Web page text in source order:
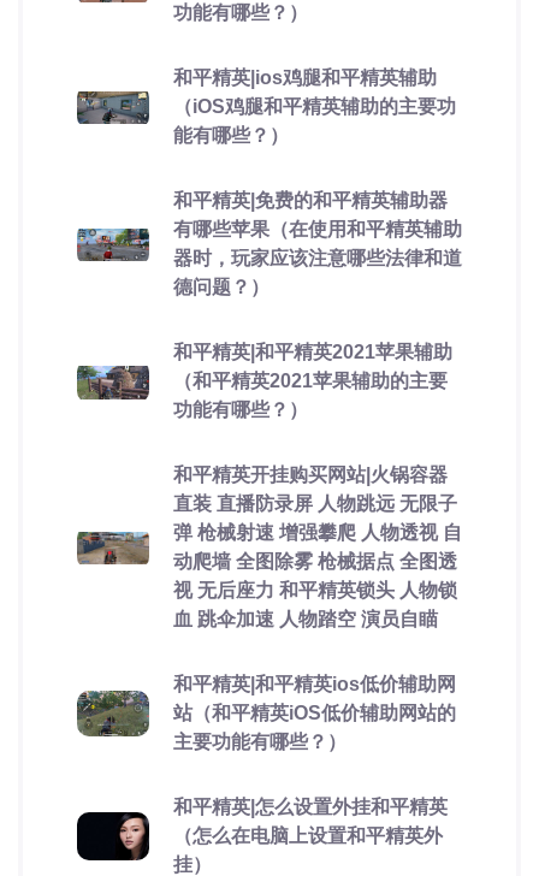
功能有哪些？）
和平精英|ios鸡腿和平精英辅助
（iOS鸡腿和平精英辅助的主要功
能有哪些？）
和平精英|免费的和平精英辅助器
有哪些苹果（在使用和平精英辅助
器时，玩家应该注意哪些法律和道
德问题？）
和平精英|和平精英2021苹果辅助
（和平精英2021苹果辅助的主要
功能有哪些？）
和平精英开挂购买网站|火锅容器
直装 直播防录屏 人物跳远 无限子
弹 枪械射速 增强攀爬 人物透视 自
动爬墙 全图除雾 枪械据点 全图透
视 无后座力 和平精英锁头 人物锁
血 跳伞加速 人物踏空 演员自瞄
和平精英|和平精英ios低价辅助网
站（和平精英iOS低价辅助网站的
主要功能有哪些？）
和平精英|怎么设置外挂和平精英
（怎么在电脑上设置和平精英外
挂）